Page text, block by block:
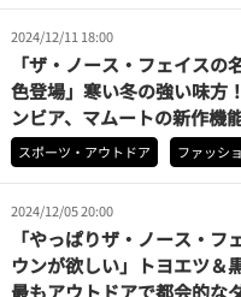
2024/12/11 18:00
「ザ・ノース・フェイスの
色登場」寒い冬の強い味方
ンビア、マムートの新作機
要チェック
スポーツ・アウトドア ファッシ
2024/12/05 20:00
「やっぱりザ・ノース・フ
ウンが欲しい」トヨエツ＆